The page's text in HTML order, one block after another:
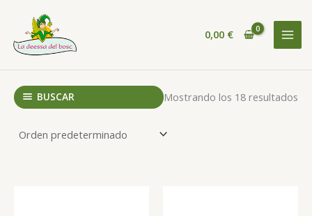
contenido
0,00 €
BUSCAR Mostrando los 18 resultados